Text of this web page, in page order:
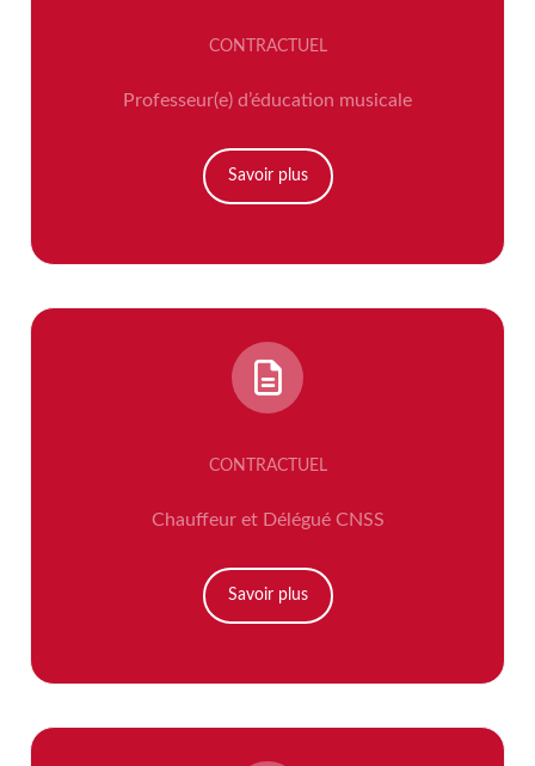
CONTRACTUEL
Professeur(e) d’éducation musicale
Savoir plus
CONTRACTUEL
Chauffeur et Délégué CNSS
Savoir plus